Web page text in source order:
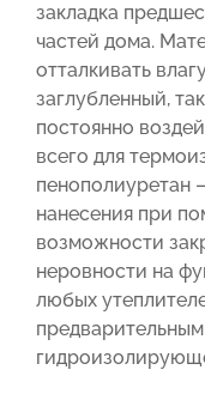
закладка
частей дома.
отталкивать
заглубленный,
постоянно
всего для
пенополиуретан
нанесения при
возможности
неровности на
любых